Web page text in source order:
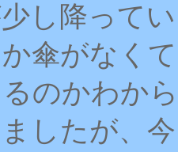
し降って
傘がなく
のかわか
したが、